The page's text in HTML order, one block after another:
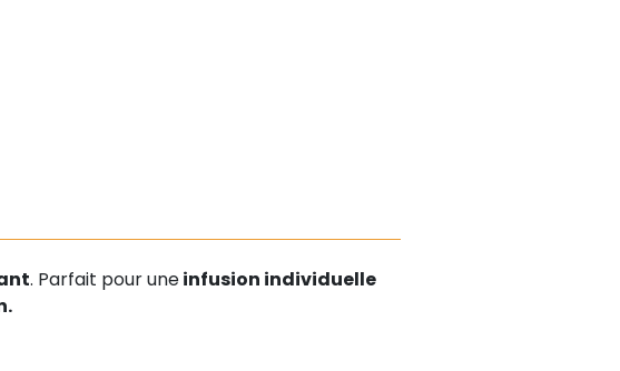
. Parfait pour uneinfusion individuelle